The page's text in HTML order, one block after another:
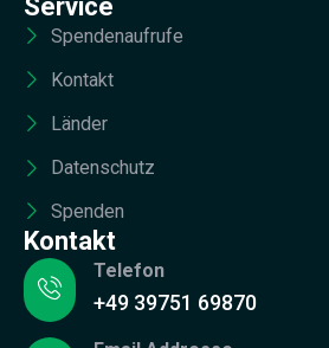
Service
Spendenaufrufe
Kontakt
Länder
Datenschutz
Spenden
Kontakt
Telefon
+49 39751 69870